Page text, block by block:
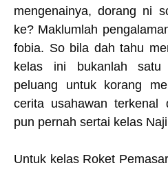
mengenainya, dorang ni
ke? Maklumlah
fobia. So bila dah tahu
kelas ini bukanlah
peluang untuk korang
cerita usahawan terkenal
pun pernah sertai kelas
Untuk kelas Roket